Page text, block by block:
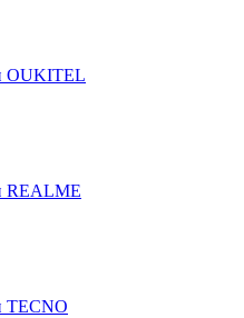
OUKITEL
REALME
TECNO